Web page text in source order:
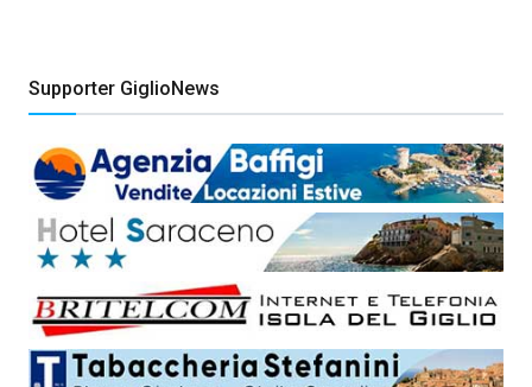
Supporter GiglioNews